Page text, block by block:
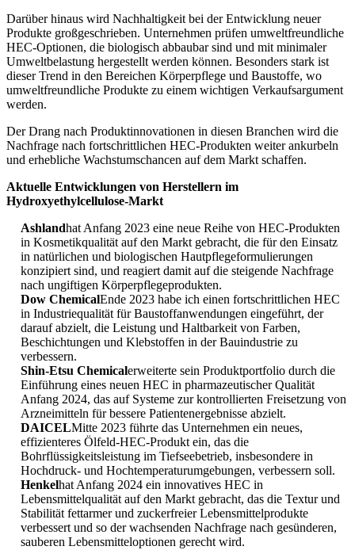
Darüber hinaus wird Nachhaltigkeit bei der Entwicklung neuer
Produkte großgeschrieben. Unternehmen prüfen umweltfreundliche
HEC-Optionen, die biologisch abbaubar sind und mit minimaler
Umweltbelastung hergestellt werden können. Besonders stark ist
dieser Trend in den Bereichen Körperpflege und Baustoffe, wo
umweltfreundliche Produkte zu einem wichtigen Verkaufsargument
werden.
Der Drang nach Produktinnovationen in diesen Branchen wird die
Nachfrage nach fortschrittlichen HEC-Produkten weiter ankurbeln
und erhebliche Wachstumschancen auf dem Markt schaffen.
Aktuelle Entwicklungen von Herstellern im
Hydroxyethylcellulose-Markt
Ashlandhat Anfang 2023 eine neue Reihe von HEC-Produkten
in Kosmetikqualität auf den Markt gebracht, die für den Einsatz
in natürlichen und biologischen Hautpflegeformulierungen
konzipiert sind, und reagiert damit auf die steigende Nachfrage
nach ungiftigen Körperpflegeprodukten.
Dow ChemicalEnde 2023 habe ich einen fortschrittlichen HEC
in Industriequalität für Baustoffanwendungen eingeführt, der
darauf abzielt, die Leistung und Haltbarkeit von Farben,
Beschichtungen und Klebstoffen in der Bauindustrie zu
verbessern.
Shin-Etsu Chemicalerweiterte sein Produktportfolio durch die
Einführung eines neuen HEC in pharmazeutischer Qualität
Anfang 2024, das auf Systeme zur kontrollierten Freisetzung von
Arzneimitteln für bessere Patientenergebnisse abzielt.
DAICELMitte 2023 führte das Unternehmen ein neues,
effizienteres Ölfeld-HEC-Produkt ein, das die
Bohrflüssigkeitsleistung im Tiefseebetrieb, insbesondere in
Hochdruck- und Hochtemperaturumgebungen, verbessern soll.
Henkelhat Anfang 2024 ein innovatives HEC in
Lebensmittelqualität auf den Markt gebracht, das die Textur und
Stabilität fettarmer und zuckerfreier Lebensmittelprodukte
verbessert und so der wachsenden Nachfrage nach gesünderen,
sauberen Lebensmitteloptionen gerecht wird.